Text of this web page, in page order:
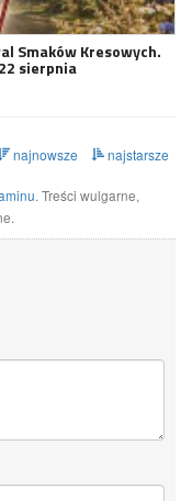
Smaków Kresowych.
sierpnia
najnowsze najstarsze
. Treści wulgarne,